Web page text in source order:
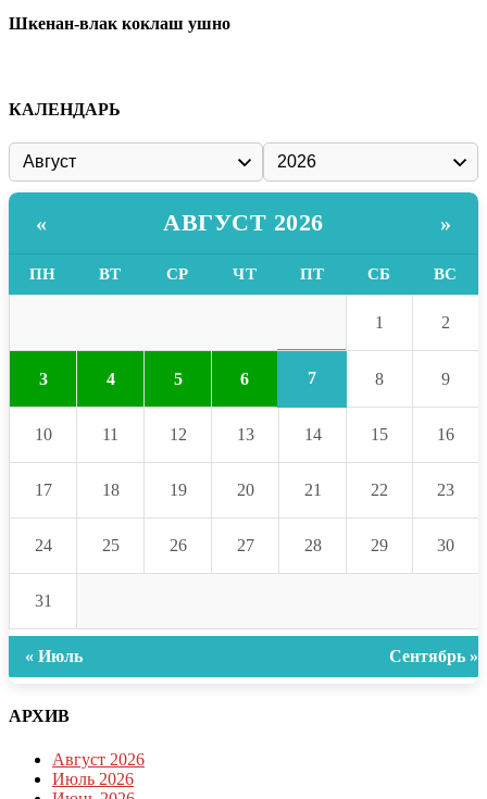
Шкенан-влак коклаш ушно
КАЛЕНДАРЬ
« АВГУСТ 2026 »
ПН ВТ СР ЧТ ПТ СБ ВС
1 2
3 4 5 6 7 8 9
10 11 12 13 14 15 16
17 18 19 20 21 22 23
24 25 26 27 28 29 30
31
« Июль Сентябрь »
АРХИВ
Август 2026
Июль 2026